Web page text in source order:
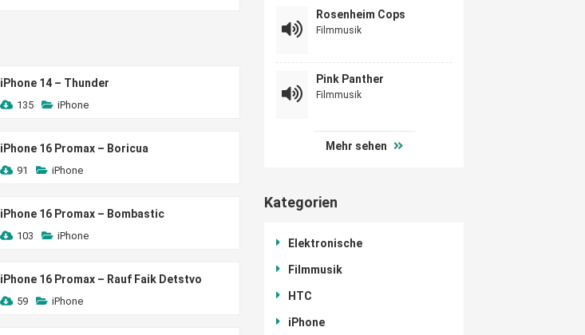
iPhone 14 – Thunder
135 iPhone
iPhone 16 Promax – Boricua
91 iPhone
iPhone 16 Promax – Bombastic
103 iPhone
iPhone 16 Promax – Rauf Faik Detstvo
59 iPhone
Rosenheim Cops
Filmmusik
Pink Panther
Filmmusik
Mehr sehen
Kategorien
Elektronische
Filmmusik
HTC
iPhone